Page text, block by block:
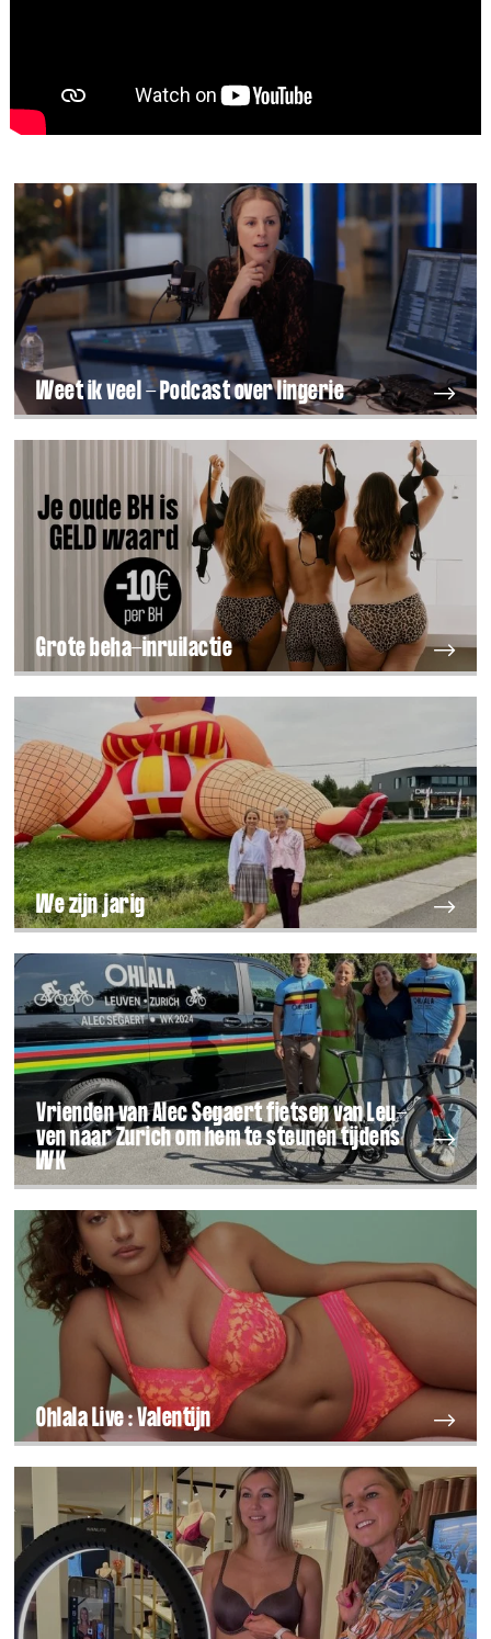
Weet ik veel - Podcast over lingerie
Grote beha-inruilactie
We zijn jarig
Vrien­den van Alec Segaert fiet­sen van Leu­
ven naar Zurich om hem te steu­nen tij­dens
WK
Ohlala Live : Valentijn